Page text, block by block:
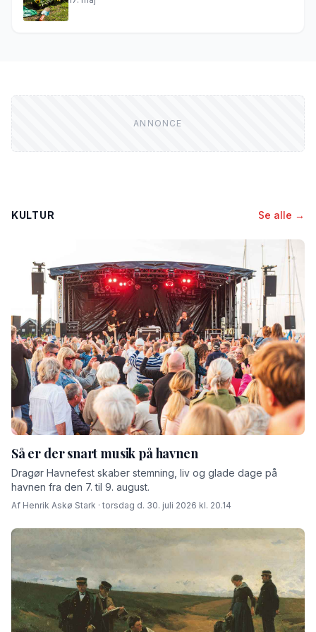
KULTUR Se alle →
Så er der snart musik på havnen
Dragør Havnefest skaber stemning, liv og glade dage på
havnen fra den 7. til 9. august.
Af Henrik Askø Stark · torsdag d. 30. juli 2026 kl. 20.14